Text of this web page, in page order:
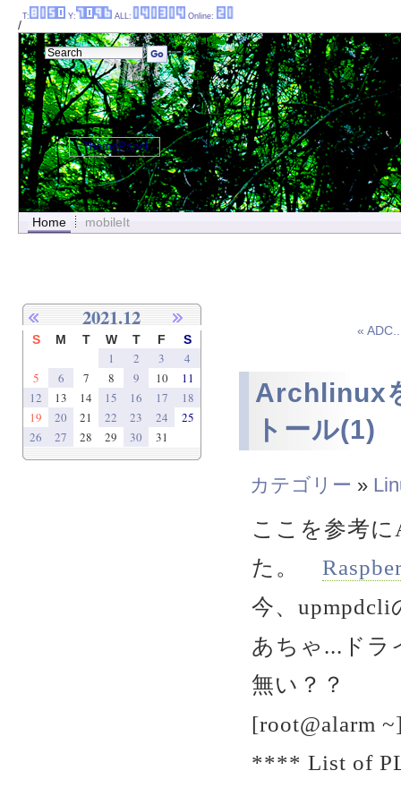
/
Home mobileIt
«
Archlinux
トール(1)
カテゴリー »
ここを参考
た。
今、upmpdcli
あちゃ...ドラ
無い？？
[root@alarm
**** List of
2021.12
S M T W T F S
1 2 3
4
5
6 7 8 9 10
11
12
13 14 15 16 17
18
19
20 21 22 23 24
25
26
27 28 29 30 31
T: Y: ALL: Online:
ThemePanel